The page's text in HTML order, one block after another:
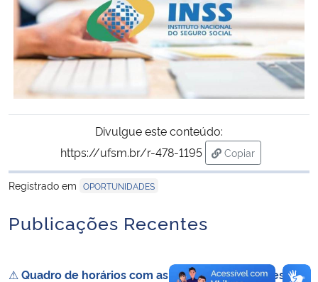
Banco Central do Brasil
Planalto
Divulgue este conteúdo:
https://ufsm.br/r-478-1195
Copiar
para área de
Registrado em OPORTUNIDADES
Publicações Recentes
⚠ Quadro de horários com as disciplinas do semestre